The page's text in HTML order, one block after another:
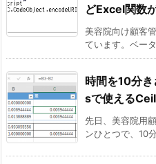
どExcel関数
美容院向け顧客
ています。ベー
時間を10分
sで使える
先日、美容院用
ンひとつで、10